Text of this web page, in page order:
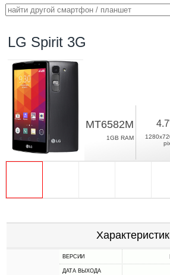
LG Spirit 3G
MT6582M
1GB RAM
ВЕРСИИ
ДАТА ВЫХОДА